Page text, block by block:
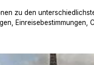
zu den
Einreisebestimmungen,